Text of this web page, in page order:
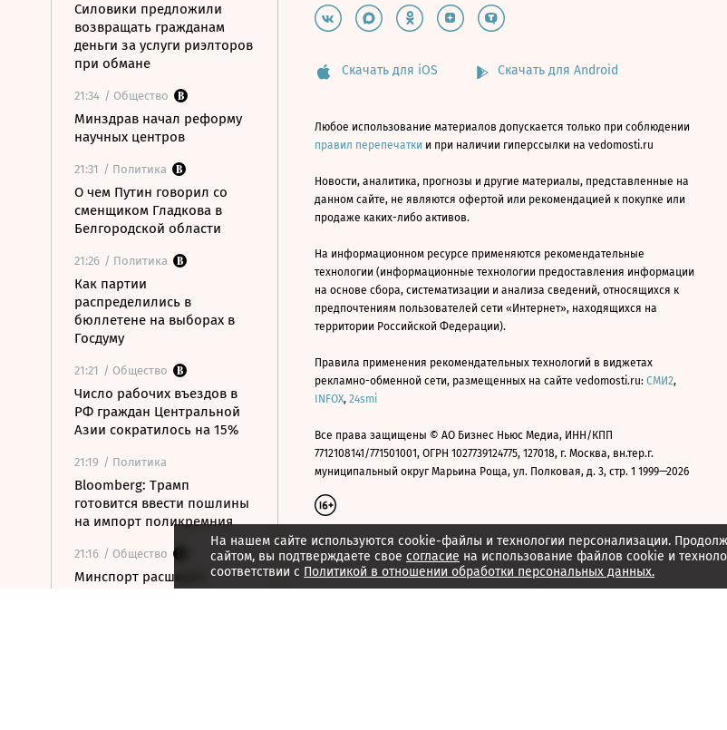
Силовики предложили
возвращать гражданам
деньги за услуги риэлторов
при обмане
21:34 / Общество
Минздрав начал реформу
научных центров
21:31 / Политика
О чем Путин говорил со
сменщиком Гладкова в
Белгородской области
21:26 / Политика
Как партии
распределились в
бюллетене на выборах в
Госдуму
21:21 / Общество
Число рабочих въездов в
РФ граждан Центральной
Азии сократилось на 15%
21:19 / Политика
Bloomberg: Трамп
готовится ввести пошлины
на импорт поликремния
21:16 / Общество
Минспорт расширит
На нашем сайте используются cookie-файлы и технологии персонализации.
сайтом, вы подтверждаете свое согласие на использование файлов cookie и
соответствии с Политикой в отношении обработки персональных данных.
Скачать для iOS Скачать для Android
Любое использование материалов допускается только при соблюдении
правил перепечатки и при наличии гиперссылки на vedomosti.ru
Новости, аналитика, прогнозы и другие материалы, представленные на
данном сайте, не являются офертой или рекомендацией к покупке или
продаже каких-либо активов.
На информационном ресурсе применяются рекомендательные
технологии (информационные технологии предоставления информации
на основе сбора, систематизации и анализа сведений, относящихся к
предпочтениям пользователей сети «Интернет», находящихся на
территории Российской Федерации).
Правила применения рекомендательных технологий в виджетах
рекламно-обменной сети, размещенных на сайте vedomosti.ru: СМИ2,
INFOX, 24smi
Все права защищены © АО Бизнес Ньюс Медиа, ИНН/КПП
7712108141/771501001, ОГРН 1027739124775, 127018, г. Москва, вн.тер.г.
муниципальный округ Марьина Роща, ул. Полковая, д. 3, стр. 1 1999—2026